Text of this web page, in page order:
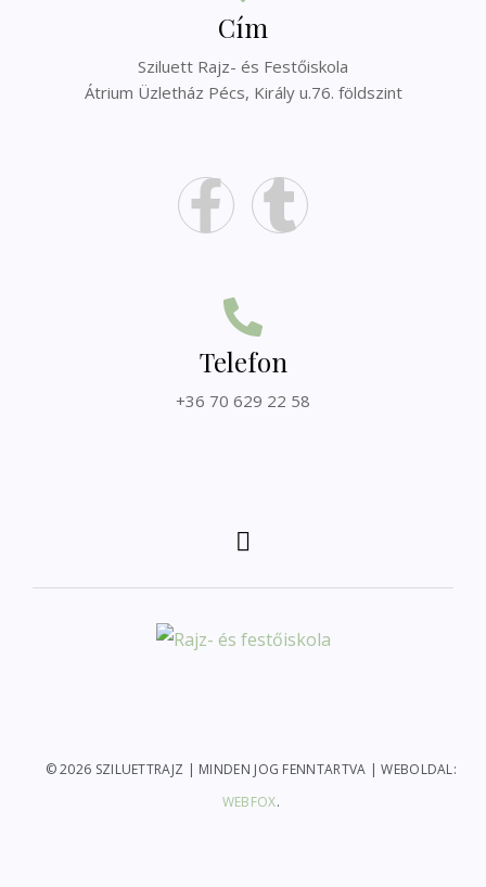
Cím
Sziluett Rajz- és Festőiskola
Átrium Üzletház Pécs, Király u.76. földszint
Telefon
+36 70 629 22 58
© 2026 SZILUETTRAJZ | MINDEN JOG FENNTARTVA | WEBOLDAL:
WEBFOX.